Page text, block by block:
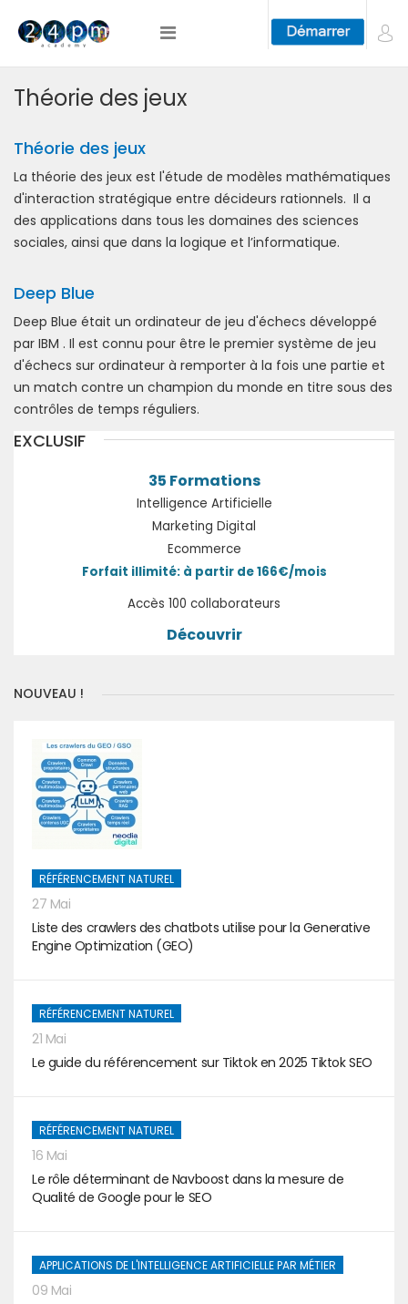
Théorie des jeux
Théorie des jeux
La théorie des jeux est l'étude de modèles mathématiques
d'interaction stratégique entre décideurs rationnels. Il a
des applications dans tous les domaines des sciences
sociales, ainsi que dans la logique et l’informatique.
Deep Blue
Deep Blue était un ordinateur de jeu d'échecs développé
par IBM . Il est connu pour être le premier système de jeu
d'échecs sur ordinateur à remporter à la fois une partie et
un match contre un champion du monde en titre sous des
contrôles de temps réguliers.
EXCLUSIF
35 Formations
Intelligence Artificielle
Marketing Digital
Ecommerce
Forfait illimité: à partir de 166€/mois
Accès 100 collaborateurs
Découvrir
NOUVEAU !
RÉFÉRENCEMENT NATUREL
27 Mai
Liste des crawlers des chatbots utilise pour la Generative
Engine Optimization (GEO)
RÉFÉRENCEMENT NATUREL
21 Mai
Le guide du référencement sur Tiktok en 2025 Tiktok SEO
RÉFÉRENCEMENT NATUREL
16 Mai
Le rôle déterminant de Navboost dans la mesure de
Qualité de Google pour le SEO
APPLICATIONS DE L'INTELLIGENCE ARTIFICIELLE PAR MÉTIER
09 Mai